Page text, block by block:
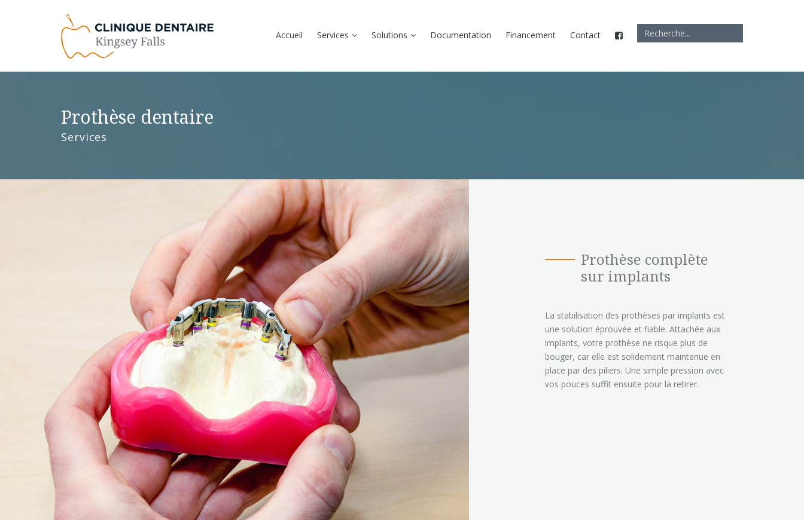
Accueil Services Solutions Documentation Financement Contact
Prothèse dentaire
Services
Prothèse complète
sur implants
La stabilisation des prothèses par implants est
une solution éprouvée et fiable. Attachée aux
implants, votre prothèse ne risque plus de
bouger, car elle est solidement maintenue en
place par des piliers. Une simple pression avec
vos pouces suffit ensuite pour la retirer.